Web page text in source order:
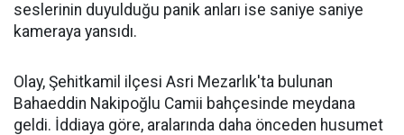
seslerinin duyulduğu panik anları ise saniye saniye
kameraya yansıdı.
Olay, Şehitkamil ilçesi Asri Mezarlık'ta bulunan
Bahaeddin Nakipoğlu Camii bahçesinde meydana
geldi. İddiaya göre, aralarında daha önceden husumet